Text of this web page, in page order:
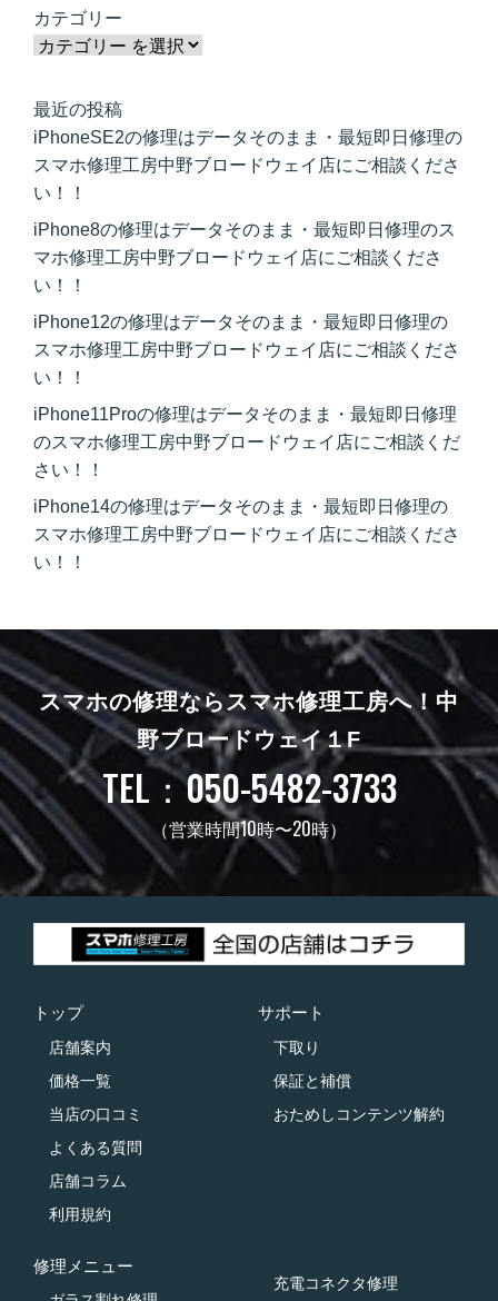
カテゴリー
最近の投稿
iPhoneSE2の修理はデータそのまま・最短即日修理の
スマホ修理工房中野ブロードウェイ店にご相談くださ
い！！
iPhone8の修理はデータそのまま・最短即日修理のス
マホ修理工房中野ブロードウェイ店にご相談くださ
い！！
iPhone12の修理はデータそのまま・最短即日修理の
スマホ修理工房中野ブロードウェイ店にご相談くださ
い！！
iPhone11Proの修理はデータそのまま・最短即日修理
のスマホ修理工房中野ブロードウェイ店にご相談くだ
さい！！
iPhone14の修理はデータそのまま・最短即日修理の
スマホ修理工房中野ブロードウェイ店にご相談くださ
い！！
スマホの修理ならスマホ修理工房へ！ 中
野ブロードウェイ１F
TEL：050-5482-3733
（営業時間10時〜20時）
トップ
店舗案内
価格一覧
当店の口コミ
よくある質問
店舗コラム
利用規約
サポート
下取り
保証と補償
おためしコンテンツ解約
修理メニュー
充電コネクタ修理